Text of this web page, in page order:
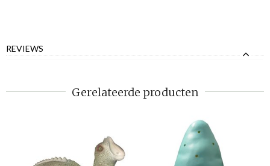
REVIEWS
Gerelateerde producten